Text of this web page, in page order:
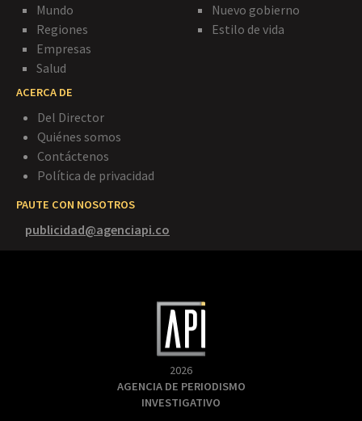
Mundo
Regiones
Empresas
Salud
Nuevo gobierno
Estilo de vida
ACERCA DE
Del Director
Quiénes somos
Contáctenos
Política de privacidad
PAUTE CON NOSOTROS
publicidad@agenciapi.co
2026
AGENCIA DE PERIODISMO
INVESTIGATIVO